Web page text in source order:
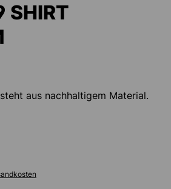
SHIRT
aus nachhaltigem Material.